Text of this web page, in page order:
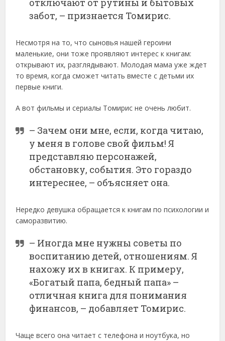
отключают от рутины и бытовых
забот, – признается Томирис.
Несмотря на то, что сыновья нашей героини
маленькие, они тоже проявляют интерес к книгам:
открывают их, разглядывают. Молодая мама уже ждет
то время, когда сможет читать вместе с детьми их
первые книги.
А вот фильмы и сериалы Томирис не очень любит.
– Зачем они мне, если, когда читаю,
у меня в голове свой фильм! Я
представляю персонажей,
обстановку, события. Это гораздо
интереснее, – объясняет она.
Нередко девушка обращается к книгам по психологии и
саморазвитию.
– Иногда мне нужны советы по
воспитанию детей, отношениям. Я
нахожу их в книгах. К примеру,
«Богатый папа, бедный папа» –
отличная книга для понимания
финансов, – добавляет Томирис.
Чаще всего она читает с телефона и ноутбука, но